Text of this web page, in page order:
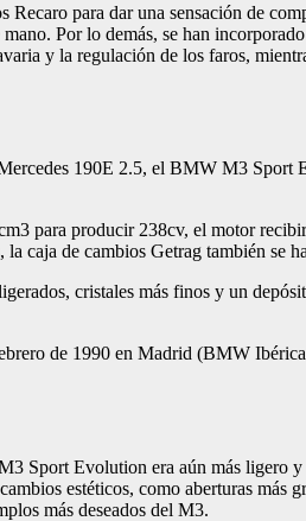
para dar una sensación de
Por lo demás, se han
y la regulación de los faros,
190E 2.5, el BMW M3
para producir 238cv, el motor
caja de cambios Getrag también se
cristales más finos y un
de 1990 en Madrid (BMW
Sport Evolution era aún más ligero
estéticos, como aberturas más
más deseados del M3.